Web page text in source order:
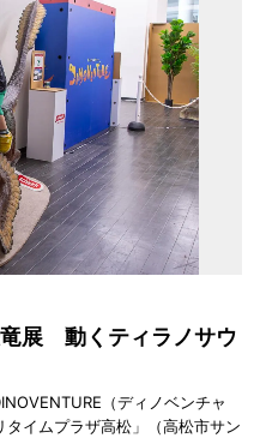
展 動くティラノサウ
（ディノベンチャ
イムプラザ高松」（高松市サン